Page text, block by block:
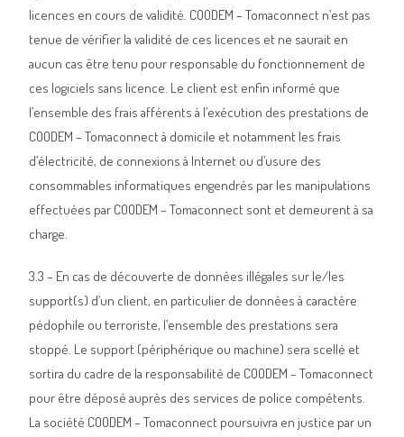
licences en cours de validité. COODEM – Tomaconnect n’est pas
tenue de vérifier la validité de ces licences et ne saurait en
aucun cas être tenu pour responsable du fonctionnement de
ces logiciels sans licence. Le client est enfin informé que
l’ensemble des frais afférents à l’exécution des prestations de
COODEM – Tomaconnect à domicile et notamment les frais
d’électricité, de connexions à Internet ou d’usure des
consommables informatiques engendrés par les manipulations
effectuées par COODEM – Tomaconnect sont et demeurent à sa
charge.
3.3 – En cas de découverte de données illégales sur le/les
support(s) d’un client, en particulier de données à caractère
pédophile ou terroriste, l’ensemble des prestations sera
stoppé. Le support (périphérique ou machine) sera scellé et
sortira du cadre de la responsabilité de COODEM – Tomaconnect
pour être déposé auprès des services de police compétents.
La société COODEM – Tomaconnect poursuivra en justice par un